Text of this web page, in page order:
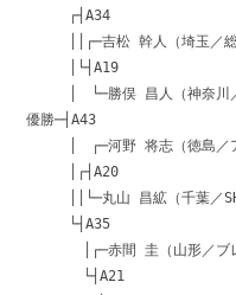
┌┤A34
││┌─吉松 幹人（埼玉／総
│└┤A19
│ └─勝俣 昌人（神奈川／
優勝─┤A43
│ ┌─河野 将志（徳島／ア
│┌┤A20
││└─丸山 昌絋（千葉／
└┤A35
│┌─赤間 圭（山形／ブレ
└┤A21